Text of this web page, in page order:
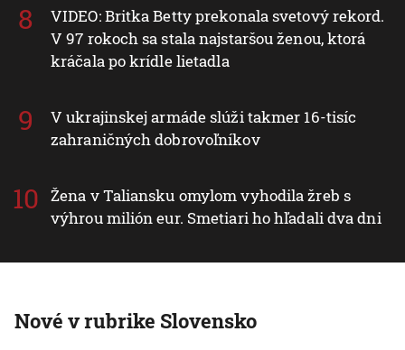
VIDEO: Britka Betty prekonala svetový rekord.
V 97 rokoch sa stala najstaršou ženou, ktorá
kráčala po krídle lietadla
V ukrajinskej armáde slúži takmer 16-tisíc
zahraničných dobrovoľníkov
Žena v Taliansku omylom vyhodila žreb s
výhrou milión eur. Smetiari ho hľadali dva dni
Nové v rubrike Slovensko